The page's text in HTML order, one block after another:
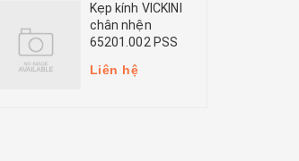
Kẹp kính VICKINI
chân nhện
65201.002 PSS
Liên hệ